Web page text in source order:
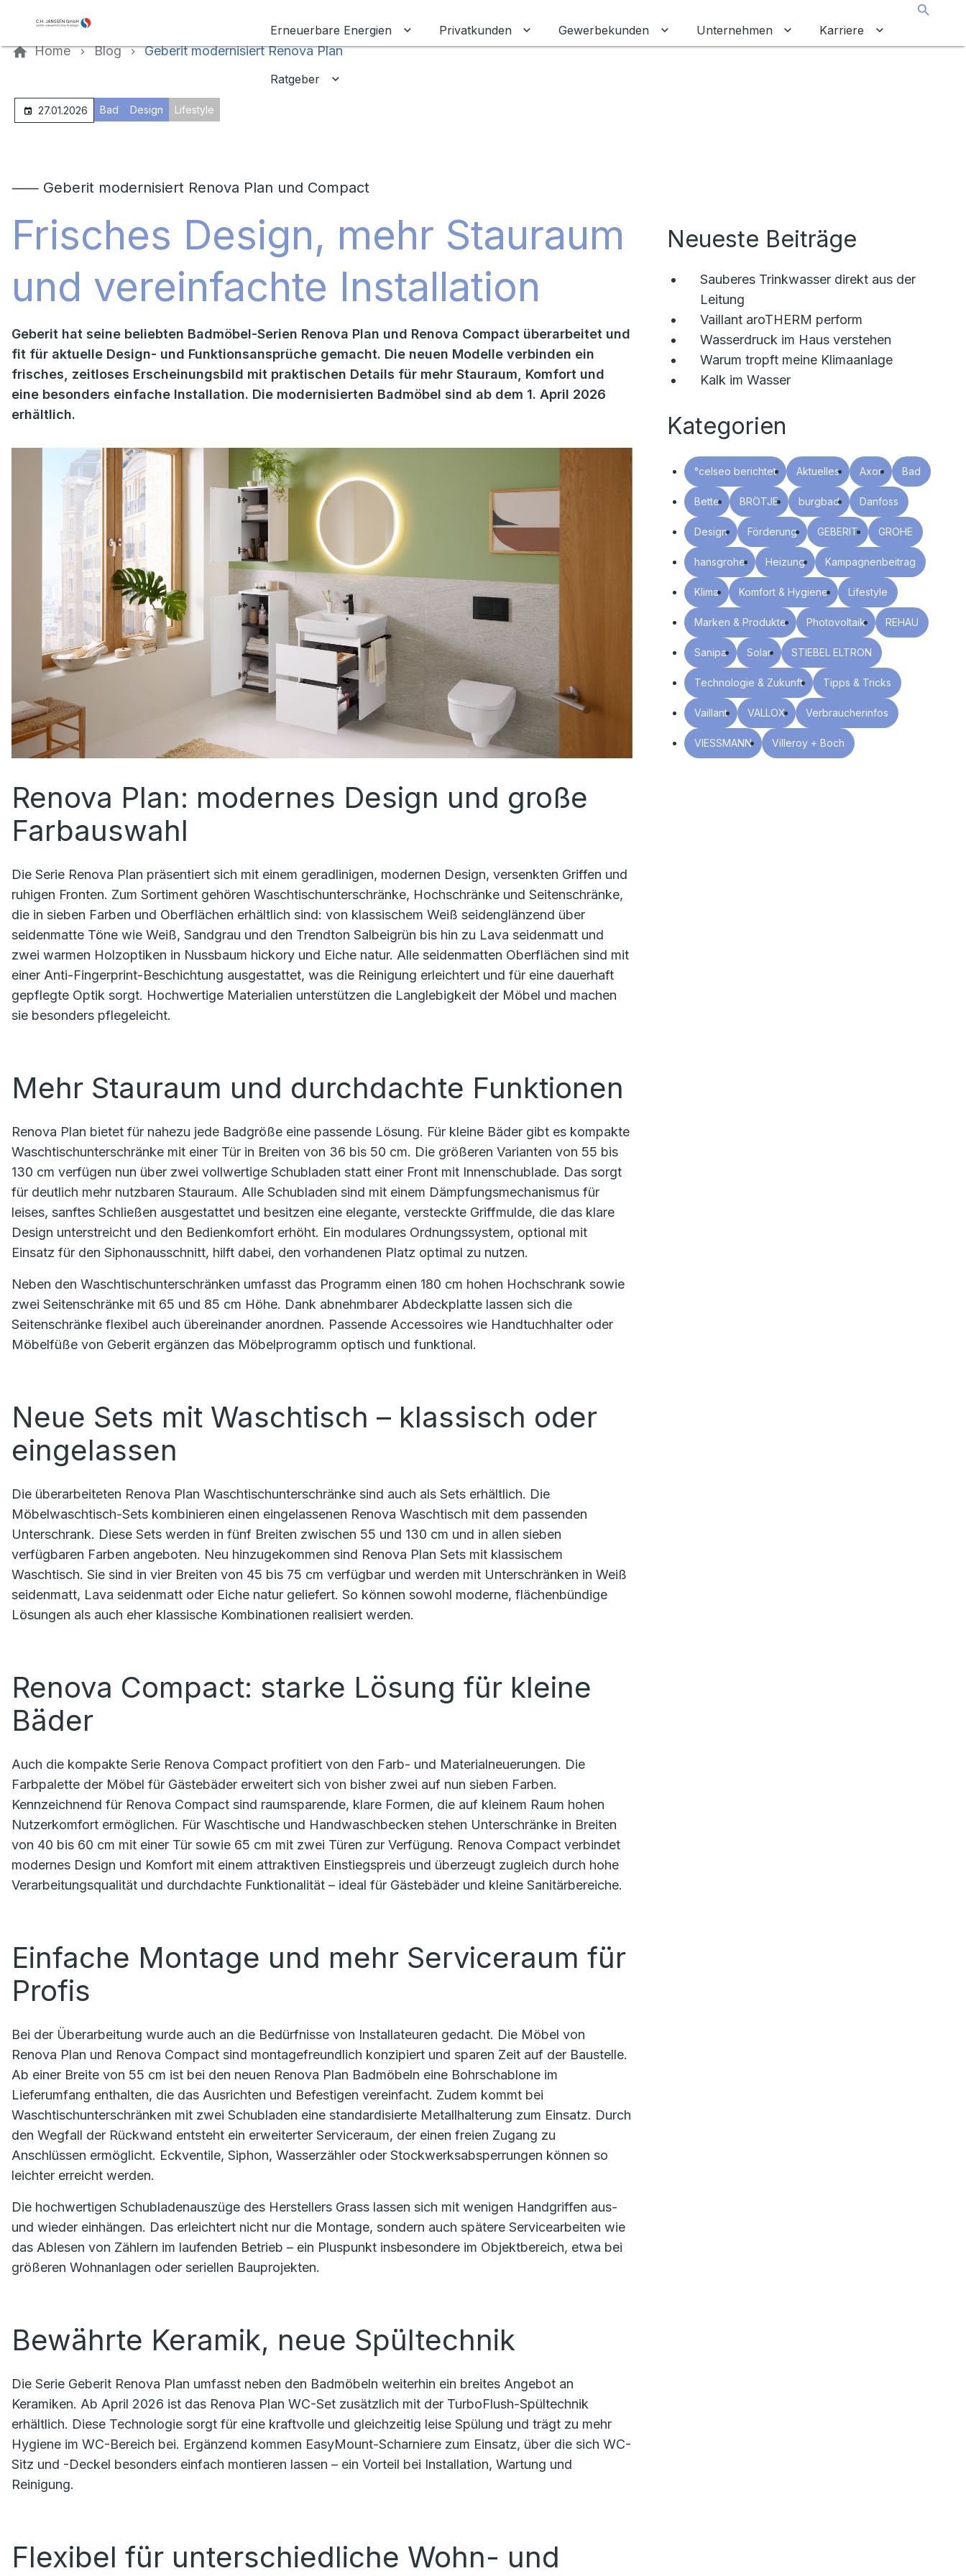
Erneuerbare Energien
Untermenü für Erneuerbare Energien umschalten
Privatkunden Untermenü für Privatkunden umschalten
Gewerbekunden Untermenü für Gewerbekunden umschalten
Unternehmen Untermenü für Unternehmen
Karriere Untermenü für
Ratgeber Untermenü für Ratgeber umschalten
Home Blog Geberit modernisiert Renova Plan
27.01.2026 Bad Design Lifestyle
⸺ Geberit modernisiert Renova Plan und Compact
Frisches Design, mehr Stauraum
und vereinfachte Installation
Geberit hat seine beliebten Badmöbel-Serien Renova Plan und Renova Compact überarbeitet und
fit für aktuelle Design- und Funktionsansprüche gemacht. Die neuen Modelle verbinden ein
frisches, zeitloses Erscheinungsbild mit praktischen Details für mehr Stauraum, Komfort und
eine besonders einfache Installation. Die modernisierten Badmöbel sind ab dem 1. April 2026
erhältlich.
Renova Plan: modernes Design und große
Farbauswahl
Die Serie Renova Plan präsentiert sich mit einem geradlinigen, modernen Design, versenkten Griffen und
ruhigen Fronten. Zum Sortiment gehören Waschtischunterschränke, Hochschränke und Seitenschränke,
die in sieben Farben und Oberflächen erhältlich sind: von klassischem Weiß seidenglänzend über
seidenmatte Töne wie Weiß, Sandgrau und den Trendton Salbeigrün bis hin zu Lava seidenmatt und
zwei warmen Holzoptiken in Nussbaum hickory und Eiche natur. Alle seidenmatten Oberflächen sind mit
einer Anti-Fingerprint-Beschichtung ausgestattet, was die Reinigung erleichtert und für eine dauerhaft
gepflegte Optik sorgt. Hochwertige Materialien unterstützen die Langlebigkeit der Möbel und machen
sie besonders pflegeleicht.
Mehr Stauraum und durchdachte Funktionen
Renova Plan bietet für nahezu jede Badgröße eine passende Lösung. Für kleine Bäder gibt es kompakte
Waschtischunterschränke mit einer Tür in Breiten von 36 bis 50 cm. Die größeren Varianten von 55 bis
130 cm verfügen nun über zwei vollwertige Schubladen statt einer Front mit Innenschublade. Das sorgt
für deutlich mehr nutzbaren Stauraum. Alle Schubladen sind mit einem Dämpfungsmechanismus für
leises, sanftes Schließen ausgestattet und besitzen eine elegante, versteckte Griffmulde, die das klare
Design unterstreicht und den Bedienkomfort erhöht. Ein modulares Ordnungssystem, optional mit
Einsatz für den Siphonausschnitt, hilft dabei, den vorhandenen Platz optimal zu nutzen.
Neben den Waschtischunterschränken umfasst das Programm einen 180 cm hohen Hochschrank sowie
zwei Seitenschränke mit 65 und 85 cm Höhe. Dank abnehmbarer Abdeckplatte lassen sich die
Seitenschränke flexibel auch übereinander anordnen. Passende Accessoires wie Handtuchhalter oder
Möbelfüße von Geberit ergänzen das Möbelprogramm optisch und funktional.
Neue Sets mit Waschtisch – klassisch oder
eingelassen
Die überarbeiteten Renova Plan Waschtischunterschränke sind auch als Sets erhältlich. Die
Möbelwaschtisch-Sets kombinieren einen eingelassenen Renova Waschtisch mit dem passenden
Unterschrank. Diese Sets werden in fünf Breiten zwischen 55 und 130 cm und in allen sieben
verfügbaren Farben angeboten. Neu hinzugekommen sind Renova Plan Sets mit klassischem
Waschtisch. Sie sind in vier Breiten von 45 bis 75 cm verfügbar und werden mit Unterschränken in Weiß
seidenmatt, Lava seidenmatt oder Eiche natur geliefert. So können sowohl moderne, flächenbündige
Lösungen als auch eher klassische Kombinationen realisiert werden.
Renova Compact: starke Lösung für kleine
Bäder
Auch die kompakte Serie Renova Compact profitiert von den Farb- und Materialneuerungen. Die
Farbpalette der Möbel für Gästebäder erweitert sich von bisher zwei auf nun sieben Farben.
Kennzeichnend für Renova Compact sind raumsparende, klare Formen, die auf kleinem Raum hohen
Nutzerkomfort ermöglichen. Für Waschtische und Handwaschbecken stehen Unterschränke in Breiten
von 40 bis 60 cm mit einer Tür sowie 65 cm mit zwei Türen zur Verfügung. Renova Compact verbindet
modernes Design und Komfort mit einem attraktiven Einstiegspreis und überzeugt zugleich durch hohe
Verarbeitungsqualität und durchdachte Funktionalität – ideal für Gästebäder und kleine Sanitärbereiche.
Einfache Montage und mehr Serviceraum für
Profis
Bei der Überarbeitung wurde auch an die Bedürfnisse von Installateuren gedacht. Die Möbel von
Renova Plan und Renova Compact sind montagefreundlich konzipiert und sparen Zeit auf der Baustelle.
Ab einer Breite von 55 cm ist bei den neuen Renova Plan Badmöbeln eine Bohrschablone im
Lieferumfang enthalten, die das Ausrichten und Befestigen vereinfacht. Zudem kommt bei
Waschtischunterschränken mit zwei Schubladen eine standardisierte Metallhalterung zum Einsatz. Durch
den Wegfall der Rückwand entsteht ein erweiterter Serviceraum, der einen freien Zugang zu
Anschlüssen ermöglicht. Eckventile, Siphon, Wasserzähler oder Stockwerksabsperrungen können so
leichter erreicht werden.
Die hochwertigen Schubladenauszüge des Herstellers Grass lassen sich mit wenigen Handgriffen aus-
und wieder einhängen. Das erleichtert nicht nur die Montage, sondern auch spätere Servicearbeiten wie
das Ablesen von Zählern im laufenden Betrieb – ein Pluspunkt insbesondere im Objektbereich, etwa bei
größeren Wohnanlagen oder seriellen Bauprojekten.
Bewährte Keramik, neue Spültechnik
Die Serie Geberit Renova Plan umfasst neben den Badmöbeln weiterhin ein breites Angebot an
Keramiken. Ab April 2026 ist das Renova Plan WC-Set zusätzlich mit der TurboFlush-Spültechnik
erhältlich. Diese Technologie sorgt für eine kraftvolle und gleichzeitig leise Spülung und trägt zu mehr
Hygiene im WC-Bereich bei. Ergänzend kommen EasyMount-Scharniere zum Einsatz, über die sich WC-
Sitz und -Deckel besonders einfach montieren lassen – ein Vorteil bei Installation, Wartung und
Reinigung.
Flexibel für unterschiedliche Wohn- und
Neueste Beiträge
Sauberes Trinkwasser direkt aus der
Leitung
Vaillant aroTHERM perform
Wasserdruck im Haus verstehen
Warum tropft meine Klimaanlage
Kalk im Wasser
Kategorien
°celseo berichtet Aktuelles Axor Bad
Bette BRÖTJE burgbad Danfoss
Design Förderung GEBERIT GROHE
hansgrohe Heizung Kampagnenbeitrag
Klima Komfort & Hygiene Lifestyle
Marken & Produkte Photovoltaik REHAU
Sanipa Solar STIEBEL ELTRON
Technologie & Zukunft Tipps & Tricks
Vaillant VALLOX Verbraucherinfos
VIESSMANN Villeroy + Boch